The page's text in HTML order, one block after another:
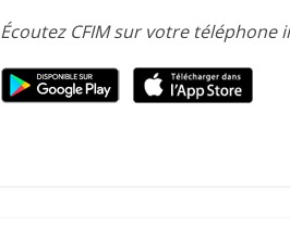
Écoutez CFIM sur votre téléphone